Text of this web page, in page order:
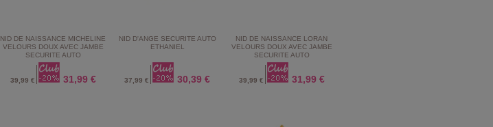
NID DE NAISSANCE MICHELINE
VELOURS DOUX AVEC JAMBE
SECURITE AUTO
39,99 € 31,99 €
NID D'ANGE SECURITE AUTO
ETHANIEL
37,99 € 30,39 €
NID DE NAISSANCE LORAN
VELOURS DOUX AVEC JAMBE
SECURITE AUTO
39,99 € 31,99 €